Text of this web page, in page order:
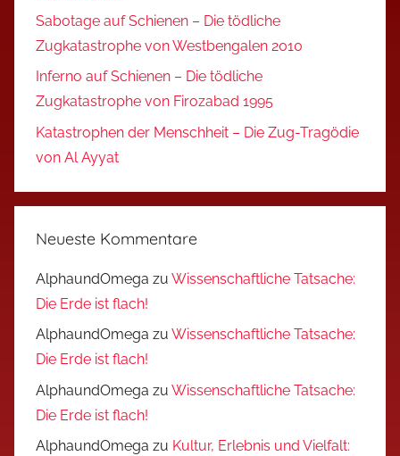
Sabotage auf Schienen – Die tödliche
Zugkatastrophe von Westbengalen 2010
Inferno auf Schienen – Die tödliche
Zugkatastrophe von Firozabad 1995
Katastrophen der Menschheit – Die Zug-Tragödie
von Al Ayyat
Neueste Kommentare
AlphaundOmega zu Wissenschaftliche Tatsache:
Die Erde ist flach!
AlphaundOmega zu Wissenschaftliche Tatsache:
Die Erde ist flach!
AlphaundOmega zu Wissenschaftliche Tatsache:
Die Erde ist flach!
AlphaundOmega zu Kultur, Erlebnis und Vielfalt: